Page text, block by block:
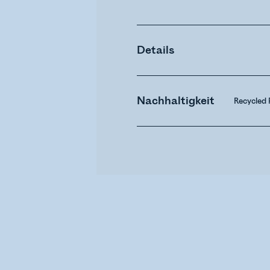
Details
Nachhaltigkeit Recycled